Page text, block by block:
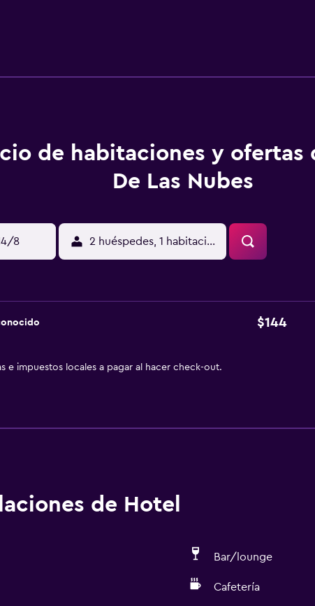
de los Cobres están a 300 metros y la iglesia, a 5 calles
de habitaciones y ofertas
De Las Nubes
8 2 huéspedes, 1 habitación
$144
e impuestos locales a pagar al hacer check-out.
de Hotel
Bar/lounge
Cafetería